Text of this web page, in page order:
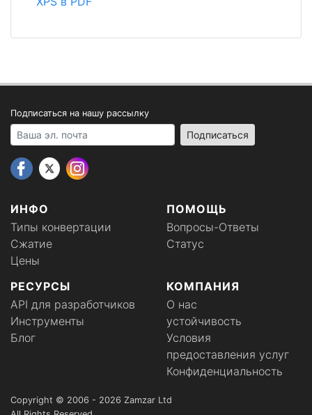
ИНФО
Типы конвертации
Сжатие
Цены
ПОМОЩЬ
Вопросы-Ответы
Статус
РЕСУРСЫ
API для разработчиков
Инструменты
Блог
КОМПАНИЯ
О нас
устойчивость
Условия
предоставления услуг
Конфиденциальность
Подписаться на нашу рассылку
Your email address Подписаться
Copyright © 2006 - 2026 Zamzar Ltd